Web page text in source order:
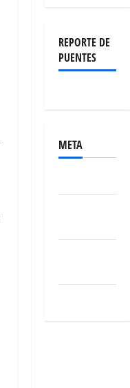
REPORTE DE
PUENTES
META